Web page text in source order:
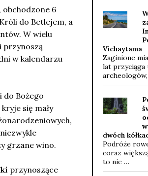
, obchodzone 6
do Betlejem, a
W wielu
przynoszą
w kalendarzu
do Bożego
się mały
grzane wino.
przynoszące
Vichaytama
Zaginione
lat przyciąga
dwóch
Podróże
coraz
to nie …